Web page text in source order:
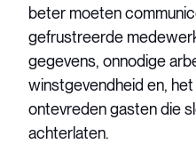
beter moeten
gefrustreerde
gegevens, onnodige
winstgevendheid en,
ontevreden gasten die
achterlaten.